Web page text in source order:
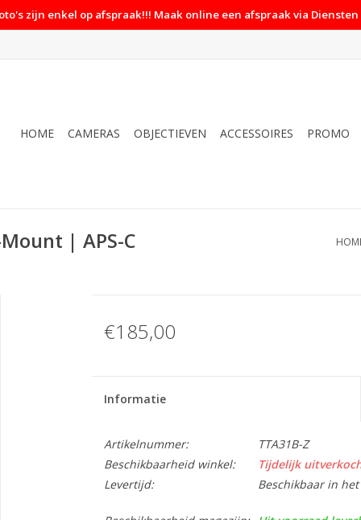
zijn enkel op afspraak!!! Maak online een afspraak via Diensten
HOME CAMERAS OBJECTIEVEN ACCESSOIRES PROMO
| APS-C
€185,00
Informatie
Artikelnummer:
TTA31B-Z
Beschikbaarheid winkel:
Tijdelijk
Levertijd:
Beschikbaar in